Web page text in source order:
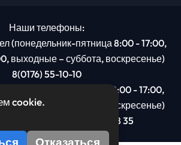
Наши телефоны:
(понедельник-пятница 8:00 - 17:00,
выходные – суббота, воскресенье)
8(0176) 55-10-10
(понедельник-пятница 8:00 - 17:00,
выходные – суббота, воскресенье)
95 80, МТС +375 29 201 78 35
cookie.
Отказаться